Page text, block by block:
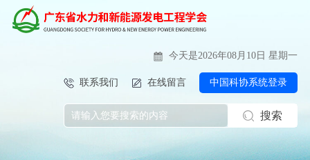
今天是2026年08月10日 星期一
联系我们 在线留言 中国科协系统登录
搜索